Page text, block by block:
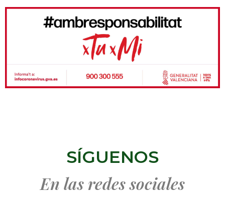
SÍGUENOS
En las redes sociales